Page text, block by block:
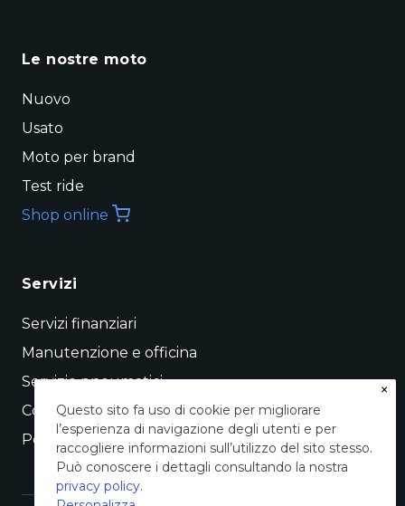
Le nostre moto
Nuovo
Usato
Moto per brand
Test ride
Shop online
Servizi
Servizi finanziari
Manutenzione e officina
Servizio pneumatici
Conto vendita
Permuta
×
Questo sito fa uso di cookie per migliorare
l’esperienza di navigazione degli utenti e per
raccogliere informazioni sull’utilizzo del sito stesso.
Può conoscere i dettagli consultando la nostra
privacy policy.